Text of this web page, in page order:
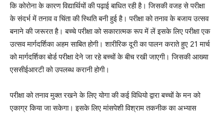
कि कोरोना के कारण विद्यार्थियों की पढ़ाई बाधित रही है। जिसकी वजह से परीक्षा
के संदर्भ में तनाव व चिंता की स्थिति बनी हुई है। परीक्षा को तनाव के बजाय उत्सव
बनाने की जरूरत है। बच्चे परीक्षा को सकारात्मक रूप में लें इसके लिए परीक्षा एक
उत्सव मार्गदर्शिका अहम साबित होगी। शारीरिक दूरी का पालन कराते हुए 21 मार्च
को मार्गदर्शिका बोर्ड परीक्षा देने जा रहे बच्चों के बीच रखी जाएगी। जिसकी आख्या
एससीईआरटी को उपलब्ध करानी होगी।
परीक्षा को तनाव मुक्त रखने के लिए योगा की कई विधियो द्वारा बच्चों के मन को
एकाग्र किया जा सकेगा। इसके लिए मांसपेशी विश्राम तकनीक का अभ्यास